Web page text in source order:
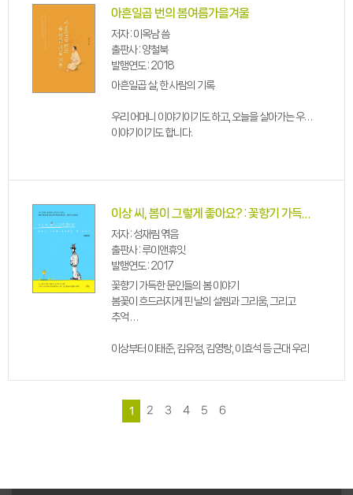
아흔일곱 번의 봄여름가을겨울
저자 : 이옥남 씀
출판사 : 양철북
발행연도 : 2018
아흔일곱 살, 한 사람의 기록
우리 어머니 이야기이기도 하고, 오늘을 살아가는 우리
이야기이기도 합니다.
할머니가 1987년부터 2018년까지 쓴 일기 가운데
할머니는 어릴 적 글을 배우지 못했다. 아궁이 앞에
앉아 재 ...
저자 : 성재림 엮음
출판사 : 루이앤휴잇
발행연도 : 2017
꽃향기 가득한 문인들의 봄 이야기
봄꽃이 흐드러지게 핀 날의 설렘과 그리움, 그리고
추억
이상부터 이태준, 김유정, 김영랑, 이효석 등 근대 우리
책 여기저기에 1930~40년대 서울의 봄 풍경 및 봄을
펼쳐진다. 작가들...
1 2 3 4 5 6